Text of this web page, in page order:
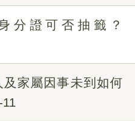
分證可否抽籤？
家屬因事未到如何